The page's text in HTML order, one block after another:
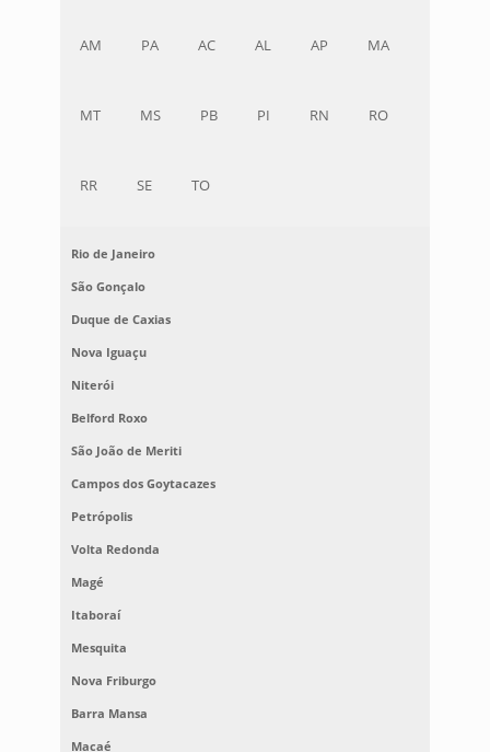
AM PA AC AL AP MA
MT MS PB PI RN RO
RR SE TO
Rio de Janeiro
São Gonçalo
Duque de Caxias
Nova Iguaçu
Niterói
Belford Roxo
São João de Meriti
Campos dos Goytacazes
Petrópolis
Volta Redonda
Magé
Itaboraí
Mesquita
Nova Friburgo
Barra Mansa
Macaé